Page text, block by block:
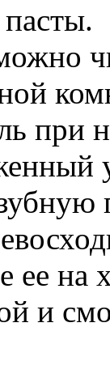
при
ее на
и